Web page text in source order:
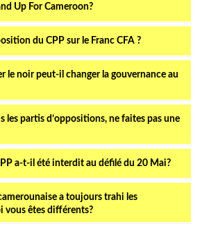
Up For Cameroon?
du CPP sur le Franc CFA ?
le noir peut-il changer la gouvernance au
les partis d’oppositions, ne faites pas une
a-t-il été interdit au défilé du 20 Mai?
a toujours trahi les
vous êtes différents?